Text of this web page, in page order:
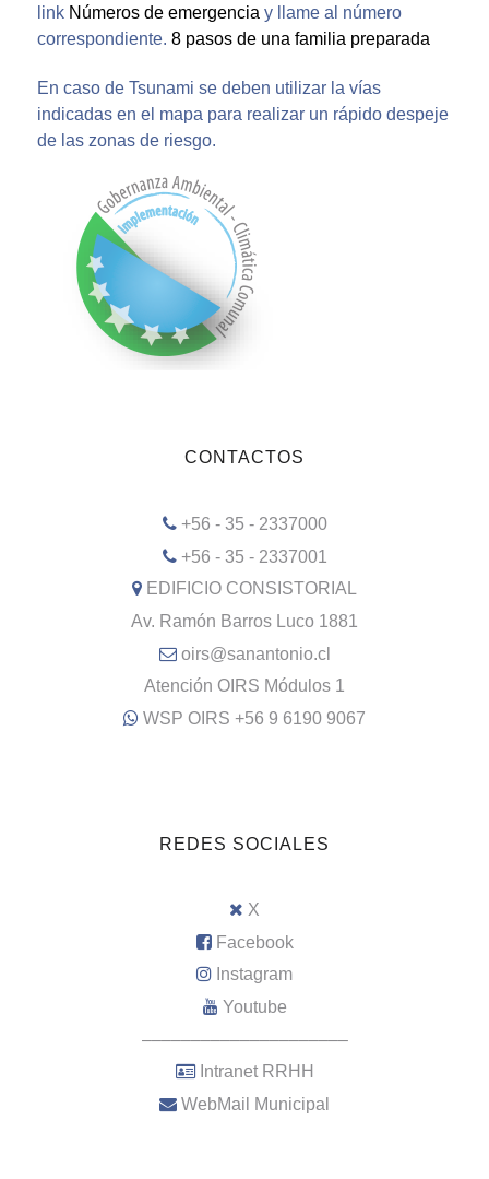
link Números de emergencia y llame al número
correspondiente. 8 pasos de una familia preparada
En caso de Tsunami se deben utilizar la vías
indicadas en el mapa para realizar un rápido despeje
de las zonas de riesgo.
CONTACTOS
+56 - 35 - 2337000
+56 - 35 - 2337001
EDIFICIO CONSISTORIAL
Av. Ramón Barros Luco 1881
oirs@sanantonio.cl
Atención OIRS Módulos 1
WSP OIRS +56 9 6190 9067
REDES SOCIALES
X
Facebook
Instagram
Youtube
–––––––––––––––––––––
Intranet RRHH
WebMail Municipal